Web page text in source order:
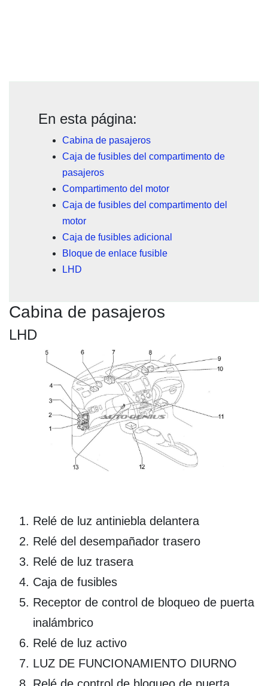
En esta página:
Cabina de pasajeros
Caja de fusibles del compartimento de
pasajeros
Compartimento del motor
Caja de fusibles del compartimento del
motor
Caja de fusibles adicional
Bloque de enlace fusible
LHD
Cabina de pasajeros
LHD
Relé de luz antiniebla delantera
Relé del desempañador trasero
Relé de luz trasera
Caja de fusibles
Receptor de control de bloqueo de puerta
inalámbrico
Relé de luz activo
LUZ DE FUNCIONAMIENTO DIURNO